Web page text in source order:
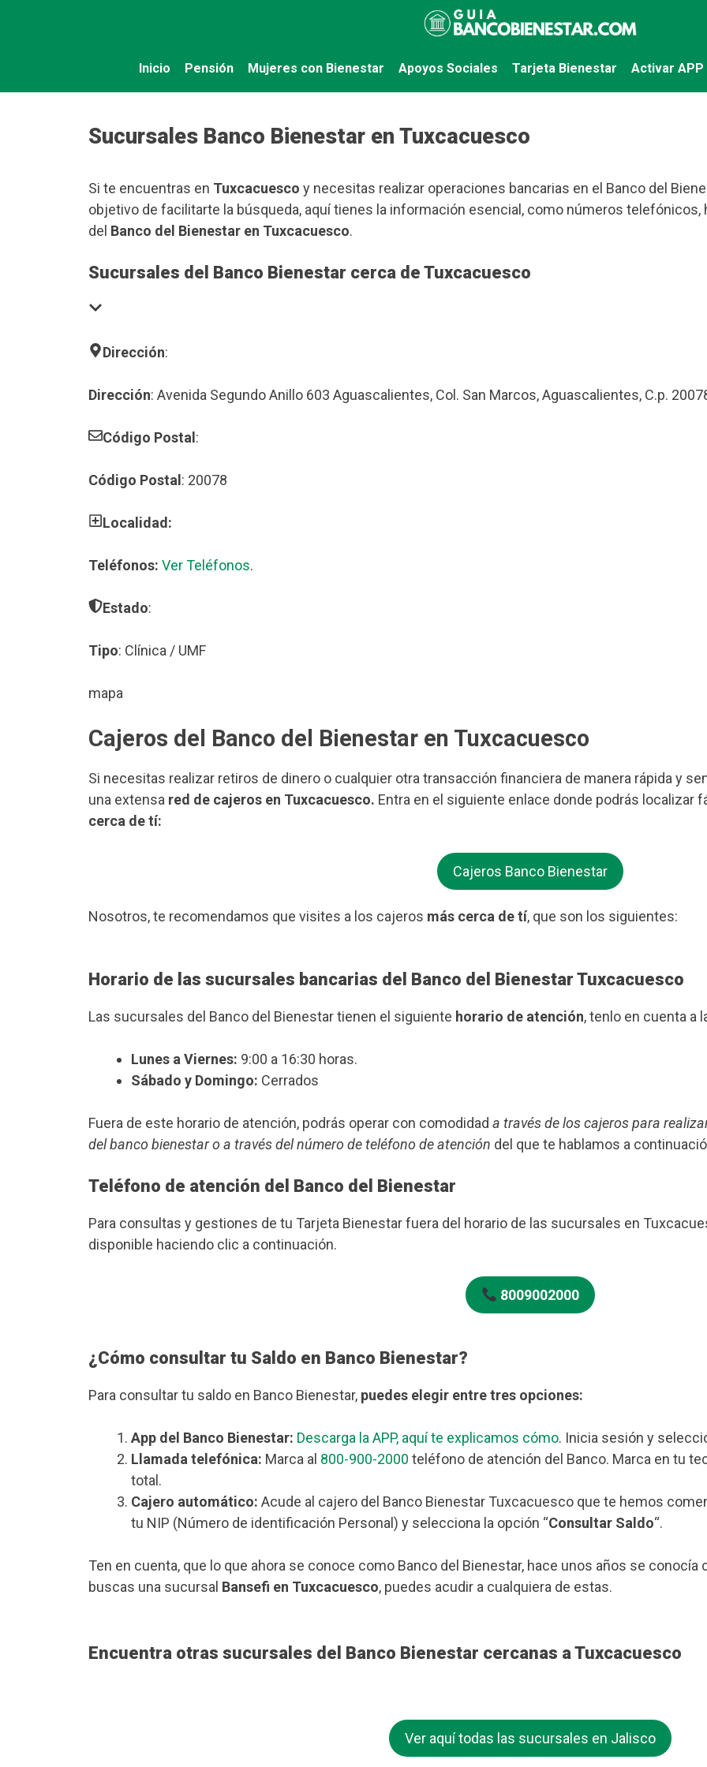
Inicio Pensión Mujeres con Bienestar Apoyos Sociales Tarjeta Bienestar Activar APP
Sucursales Banco Bienestar en Tuxcacuesco
Si te encuentras en Tuxcacuesco y necesitas realizar operaciones bancarias en el Banco del
objetivo de facilitarte la búsqueda, aquí tienes la información esencial, como números
del Banco del Bienestar en Tuxcacuesco.
Sucursales del Banco Bienestar cerca de Tuxcacuesco
Dirección:
Dirección: Avenida Segundo Anillo 603 Aguascalientes, Col. San Marcos, Aguascalientes, C.p.
Código Postal :
Código Postal : 20078
Localidad:
Teléfonos: Ver Teléfonos.
Estado:
Tipo: Clínica / UMF
mapa
Cajeros del Banco del Bienestar en Tuxcacuesco
Si necesitas realizar retiros de dinero o cualquier otra transacción financiera de manera rápida y
una extensa red de cajeros en Tuxcacuesco. Entra en el siguiente enlace donde podrás localizar
cerca de tí:
Cajeros Banco Bienestar
Nosotros, te recomendamos que visites a los cajeros más cerca de tí, que son los siguientes:
Horario de las sucursales bancarias del Banco del Bienestar Tuxcacuesco
Las sucursales del Banco del Bienestar tienen el siguiente horario de atención, tenlo en cuenta a
Lunes a Viernes: 9:00 a 16:30 horas.
Sábado y Domingo: Cerrados
Fuera de este horario de atención, podrás operar con comodidad a través de los cajeros para
del banco bienestar o a través del número de teléfono de atención del que te hablamos a
Teléfono de atención del Banco del Bienestar
Para consultas y gestiones de tu Tarjeta Bienestar fuera del horario de las sucursales en
disponible haciendo clic a continuación.
8009002000
¿Cómo consultar tu Saldo en Banco Bienestar?
Para consultar tu saldo en Banco Bienestar, puedes elegir entre tres opciones:
App del Banco Bienestar: Descarga la APP, aquí te explicamos cómo. Inicia sesión y
Llamada telefónica: Marca al 800-900-2000 teléfono de atención del Banco. Marca en tu
total.
Cajero automático: Acude al cajero del Banco Bienestar Tuxcacuesco que te hemos
tu NIP (Número de identificación Personal) y selecciona la opción “Consultar Saldo“.
Ten en cuenta, que lo que ahora se conoce como Banco del Bienestar, hace unos años se
buscas una sucursal Bansefi en Tuxcacuesco, puedes acudir a cualquiera de estas.
Encuentra otras sucursales del Banco Bienestar cercanas a Tuxcacuesco
Ver aquí todas las sucursales en Jalisco